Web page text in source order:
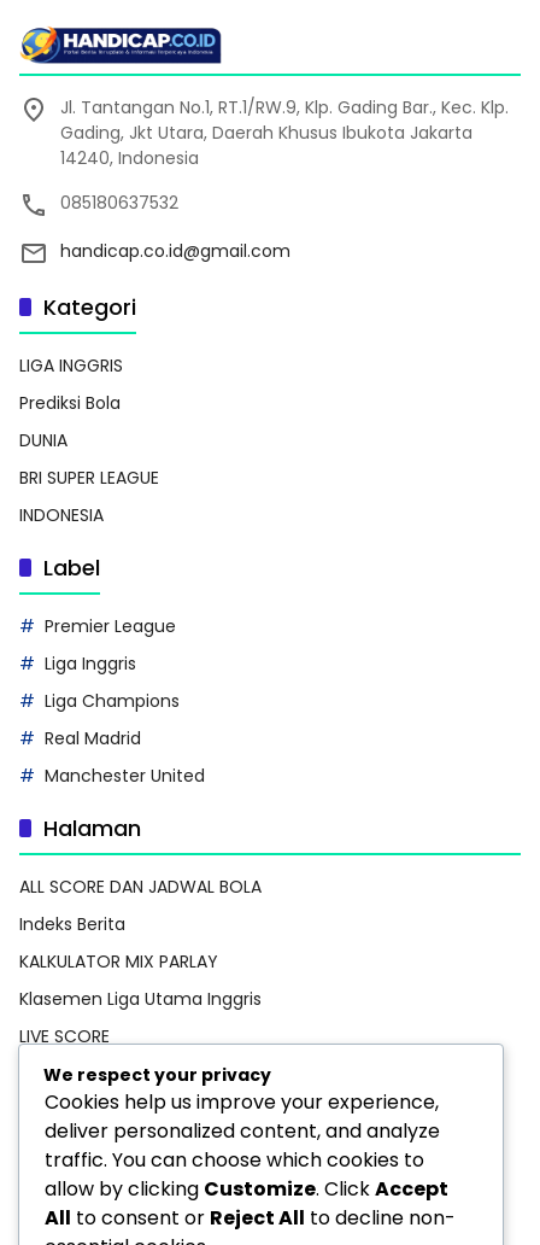
Jl. Tantangan No.1, RT.1/RW.9, Klp. Gading Bar., Kec. Klp.
Gading, Jkt Utara, Daerah Khusus Ibukota Jakarta
14240, Indonesia
085180637532
handicap.co.id@gmail.com
Kategori
LIGA INGGRIS
Prediksi Bola
DUNIA
BRI SUPER LEAGUE
INDONESIA
Label
Premier League
Liga Inggris
Liga Champions
Real Madrid
Manchester United
Halaman
ALL SCORE DAN JADWAL BOLA
Indeks Berita
KALKULATOR MIX PARLAY
Klasemen Liga Utama Inggris
LIVE SCORE
Pedoman Media Siber
PREDIKSI BOLA
Privacy Policy
STATISTIK PEMAIN
TEBAK SKOR
We respect your privacy
Cookies help us improve your experience,
deliver personalized content, and analyze
traffic. You can choose which cookies to
allow by clicking Customize. ClickAccept
All to consent or Reject All to decline non-